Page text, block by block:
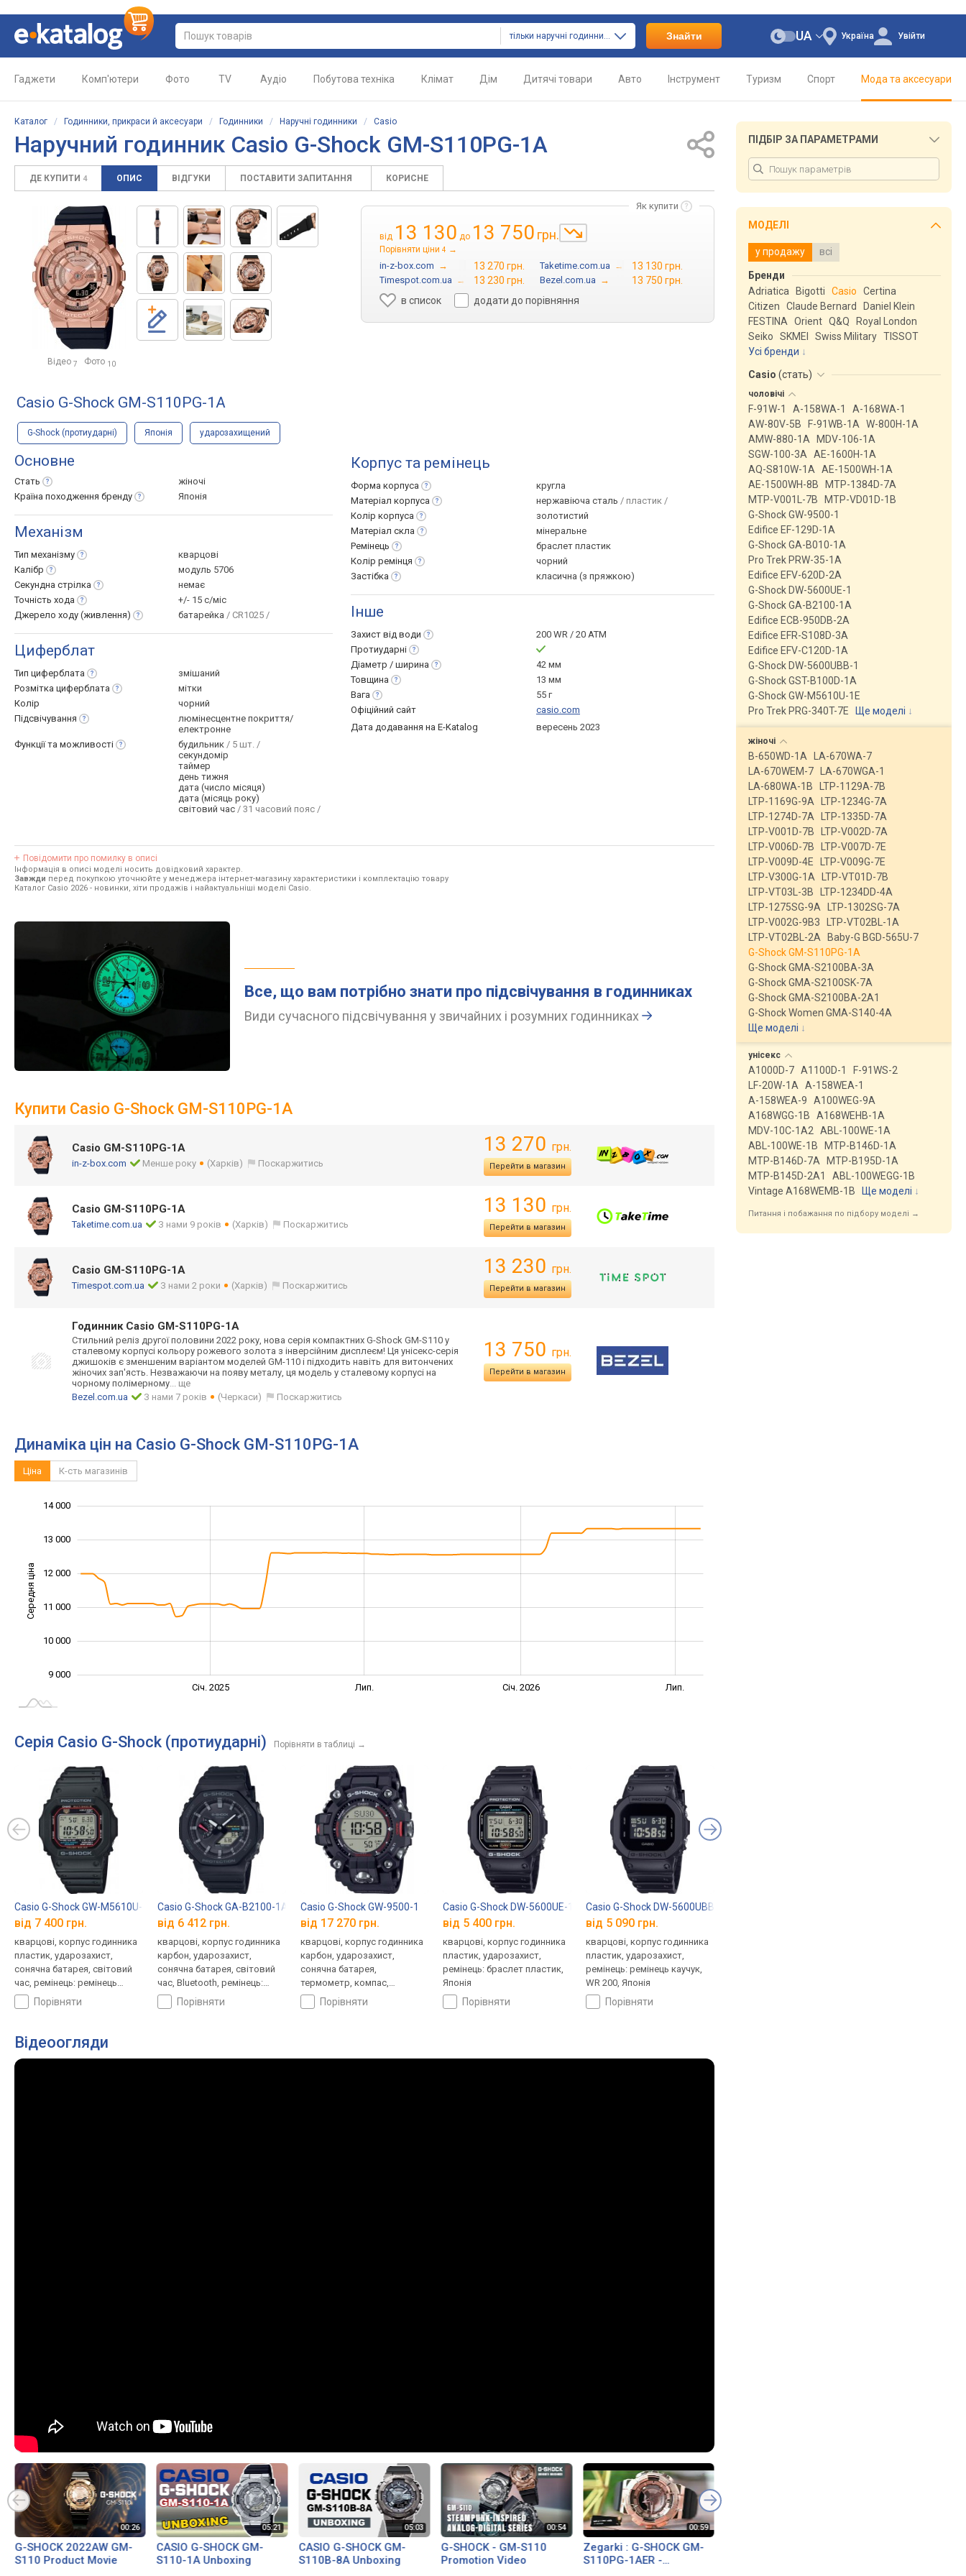
тільки наручні годинники Знайти Україна
UA Увійти
Гаджети Комп'ютери Фото TV Аудіо Побутова техніка Клімат Дім Дитячі товари Авто Інструмент Туризм Спорт Мода та аксесуари
Каталог / Годинники, прикраси й аксесуари / Годинники / Наручні годинники / Casio
Наручний годинник Casio G-Shock GM-S110PG-1A
ДЕ КУПИТИ 4 ОПИС ВІДГУКИ ПОСТАВИТИ ЗАПИТАННЯ КОРИСНЕ
Відео 7 Фото 10
Як купити
від 13 130 до 13 750 грн.
Порівняти ціни 4 →
in-z-box.com → 13 270 грн. Taketime.com.ua → 13 130 грн.
Timespot.com.ua → 13 230 грн. Bezel.com.ua →
13 750 грн.
в список
додати до порівняння
Casio G-Shock GM-S110PG-1A
G-Shock (протиударні) Японія ударозахищений
Основне
Стать
жіночі
Країна походження бренду Японія
Механізм
Тип механізму
кварцові
Калібр
модуль 5706
Секундна стрілка
немає
Точність хода
+/- 15 с/міс
Джерело ходу (живлення) батарейка / CR1025 /
Циферблат
Тип циферблата
змішаний
Розмітка циферблата
мітки
Колір
чорний
Підсвічування
люмінесцентне покриття/
електронне
Функції та можливості будильник / 5 шт. /
секундомір
таймер
день тижня
дата (число місяця)
дата (місяць року)
світовий час / 31 часовий пояс /
Корпус та ремінець
Форма корпуса
кругла
Матеріал корпуса нержавіюча сталь / пластик /
Колір корпуса
золотистий
Матеріал скла
мінеральне
Ремінець
браслет пластик
Колір ремінця
чорний
Застібка
класична (з пряжкою)
Інше
Захист від води
200 WR / 20 ATM
Протиударні
Діаметр / ширина
42 мм
Товщина
13 мм
Вага
55 г
Офіційний сайт
casio.com
Дата додавання на E-Katalog
вересень 2023
Повідомити про помилку в описі
Інформація в описі моделі носить довідковий характер.
Завжди перед покупкою уточнюйте у менеджера інтернет-магазину характеристики і комплектацію товару
Каталог Casio 2026 - новинки, хіти продажів і найактуальніші моделі Casio.
Все, що вам потрібно знати про підсвічування в годинниках
Види сучасного підсвічування у звичайних і розумних годинниках
Купити Casio G-Shock GM-S110PG-1A
Casio GM-S110PG-1A
in-z-box.com Менше року (Харків) Поскаржитись
13 270 грн.
Перейти в магазин
Casio GM-S110PG-1A
Taketime.com.ua З нами 9 років (Харків) Поскаржитись
13 130 грн.
Перейти в магазин
Casio GM-S110PG-1A
Timespot.com.ua З нами 2 роки (Харків) Поскаржитись
13 230 грн.
Перейти в магазин
Годинник Casio GM-S110PG-1A
Стильний реліз другої половини 2022 року, нова серія компактних G-Shock GM-S110 у
сталевому корпусі кольору рожевого золота з інверсійним дисплеєм! Ця унісекс-серія
джишоків є зменшеним варіантом моделей GM-110 і підходить навіть для витончених
жіночих зап'ясть. Незважаючи на появу металу, ця модель у сталевому корпусі на
чорному полімерному... ще
Bezel.com.ua
З нами 7 років (Черкаси) Поскаржитись
13 750 грн.
Перейти в магазин
Динаміка цін на Casio G-Shock GM-S110PG-1A
Ціна К-сть магазинів
Середня ціна
9 000
10 000
11 000
12 000
13 000
14 000
Січ. 2025 Лип. Січ. 2026 Лип.
Серія Casio G-Shock (протиударні) Порівняти в таблиці →
Casio G-Shock GW-M5610U-1E
від 7 400 грн.
кварцові, корпус годинника
пластик, ударозахист,
сонячна батарея, світовий
час, ремінець: ремінець
каучук, WR 200, Японія
порівняти
Casio G-Shock GA-B2100-1A
від 6 412 грн.
кварцові, корпус годинника
карбон, ударозахист,
сонячна батарея, світовий
час, Bluetooth, ремінець:
браслет пластик, WR 200,
Японія
порівняти
Casio G-Shock GW-9500-1
від 17 270 грн.
кварцові, корпус годинника
карбон, ударозахист,
сонячна батарея,
термометр, компас,
висотомір, барометр,
світовий час, ремінець:
порівняти
Casio G-Shock DW-5600UE-1
від 5 400 грн.
кварцові, корпус годинника
пластик, ударозахист,
ремінець: браслет пластик,
Японія
порівняти
Casio G-Shock DW-5600UBB-1
від 5 090 грн.
кварцові, корпус годинника
пластик, ударозахист,
ремінець: ремінець каучук,
WR 200, Японія
порівняти
Відеоогляди
G-SHOCK 2022AW GM-
S110 Product Movie
CASIO G-SHOCK GM-
S110-1A Unboxing
CASIO G-SHOCK GM-
S110B-8A Unboxing
G-SHOCK - GM-S110
Promotion Video
Zegarki : G-SHOCK GM-
S110PG-1AER -
ПІДБІР ЗА ПАРАМЕТРАМИ
МОДЕЛІ
у продажу всі
Бренди
Adriatica
Bigotti Casio
Certina
Citizen
Claude Bernard
Daniel Klein
FESTINA
Orient Q&Q
Royal London
Seiko
SKMEI Swiss Military TISSOT
Усі бренди
Casio (стать)
чоловічі
F-91W-1 A-158WA-1
A-168WA-1
AW-80V-5B
F-91WB-1A
W-800H-1A
AMW-880-1A
MDV-106-1A
SGW-100-3A
AE-1600H-1A
AQ-S810W-1A
AE-1500WH-1A
AE-1500WH-8B
MTP-1384D-7A
MTP-V001L-7B
MTP-VD01D-1B
G-Shock GW-9500-1
Edifice EF-129D-1A
G-Shock GA-B010-1A
Pro Trek PRW-35-1A
Edifice EFV-620D-2A
G-Shock DW-5600UE-1
G-Shock GA-B2100-1A
Edifice ECB-950DB-2A
Edifice EFR-S108D-3A
Edifice EFV-C120D-1A
G-Shock DW-5600UBB-1
G-Shock GST-B100D-1A
G-Shock GW-M5610U-1E
Pro Trek PRG-340T-7E
Ще моделі ↓
жіночі
B-650WD-1A
LA-670WA-7
LA-670WEM-7
LA-670WGA-1
LA-680WA-1B
LTP-1129A-7B
LTP-1169G-9A
LTP-1234G-7A
LTP-1274D-7A
LTP-1335D-7A
LTP-V001D-7B
LTP-V002D-7A
LTP-V006D-7B
LTP-V007D-7E
LTP-V009D-4E
LTP-V009G-7E
LTP-V300G-1A
LTP-VT01D-7B
LTP-VT03L-3B
LTP-1234DD-4A
LTP-1275SG-9A
LTP-1302SG-7A
LTP-V002G-9B3
LTP-VT02BL-1A
LTP-VT02BL-2A
Baby-G BGD-565U-7
G-Shock GM-S110PG-1A
G-Shock GMA-S2100BA-3A
G-Shock GMA-S2100SK-7A
G-Shock GMA-S2100BA-2A1
G-Shock Women GMA-S140-4A
Ще моделі ↓
унісекс
A1000D-7 A1100D-1
F-91WS-2
LF-20W-1A
A-158WEA-1
A-158WEA-9
A100WEG-9A
A168WGG-1B
A168WEHB-1A
MDV-10C-1A2
ABL-100WE-1A
ABL-100WE-1B
MTP-B146D-1A
MTP-B146D-7A
MTP-B195D-1A
MTP-B145D-2A1
ABL-100WEGG-1B
Vintage A168WEMB-1B
Ще моделі ↓
Питання і побажання по підбору моделі →